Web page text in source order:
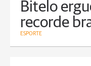
Bitelo
recorde
ESPORTE